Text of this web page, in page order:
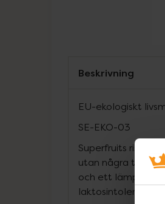
Beskrivning
EU-ekologiskt
SE-EKO-03
Superfruits
utan några
och ett lämpligt
laktosintoleranta.